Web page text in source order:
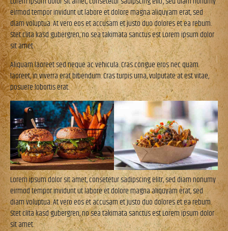
eirmod tempor invidunt ut labore et dolore magna aliquyam erat, sed
diam voluptua. At vero eos et accusam et justo duo dolores et ea rebum.
Stet clita kasd gubergren, no sea takimata sanctus est Lorem ipsum dolor
sit amet.
Aliquam laoreet sed neque ac vehicula. Cras congue eros nec quam
laoreet, in viverra erat bibendum. Cras turpis urna, vulputate at est vitae,
posuere lobortis erat.
Lorem ipsum dolor sit amet, consetetur sadipscing elitr, sed diam nonumy
eirmod tempor invidunt ut labore et dolore magna aliquyam erat, sed
diam voluptua. At vero eos et accusam et justo duo dolores et ea rebum.
Stet clita kasd gubergren, no sea takimata sanctus est Lorem ipsum dolor
sit amet.